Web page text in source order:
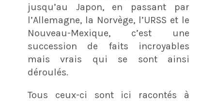
jusqu’au Japon, en passant par
l’Allemagne, la Norvège, l’URSS et le
Nouveau-Mexique, c’est une
succession de faits incroyables
mais vrais qui se sont ainsi
déroulés.
Tous ceux-ci sont ici racontés à